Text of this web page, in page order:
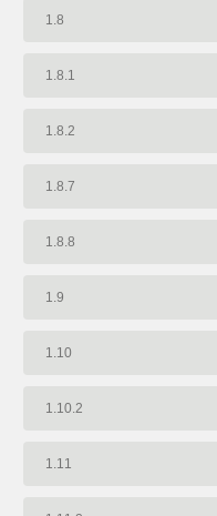
1.8
1.8.1
1.8.2
1.8.7
1.8.8
1.9
1.10
1.10.2
1.11